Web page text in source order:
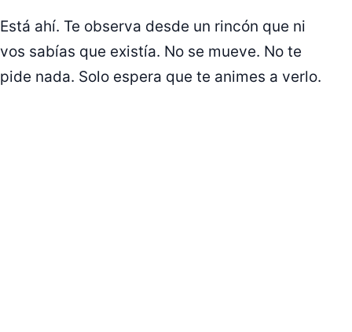
Está ahí. Te observa desde un rincón que ni
vos sabías que existía. No se mueve. No te
pide nada. Solo espera que te animes a verlo.